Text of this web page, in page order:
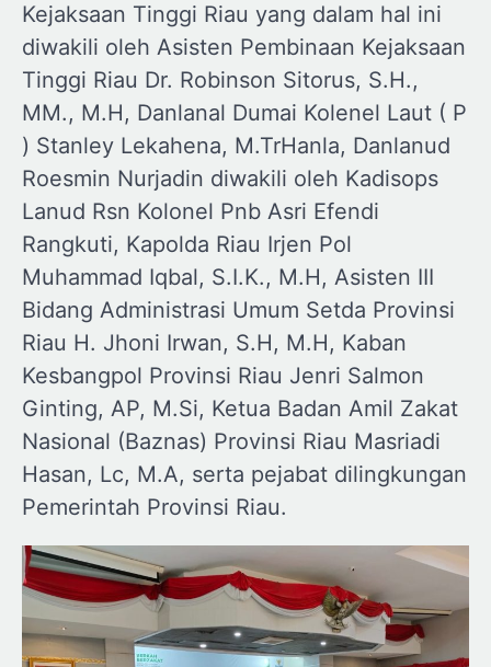
Kejaksaan Tinggi Riau yang dalam hal ini
diwakili oleh Asisten Pembinaan Kejaksaan
Tinggi Riau Dr. Robinson Sitorus, S.H.,
MM., M.H, Danlanal Dumai Kolenel Laut ( P
) Stanley Lekahena, M.TrHanla, Danlanud
Roesmin Nurjadin diwakili oleh Kadisops
Lanud Rsn Kolonel Pnb Asri Efendi
Rangkuti, Kapolda Riau Irjen Pol
Muhammad Iqbal, S.I.K., M.H, Asisten III
Bidang Administrasi Umum Setda Provinsi
Riau H. Jhoni Irwan, S.H, M.H, Kaban
Kesbangpol Provinsi Riau Jenri Salmon
Ginting, AP, M.Si, Ketua Badan Amil Zakat
Nasional (Baznas) Provinsi Riau Masriadi
Hasan, Lc, M.A, serta pejabat dilingkungan
Pemerintah Provinsi Riau.